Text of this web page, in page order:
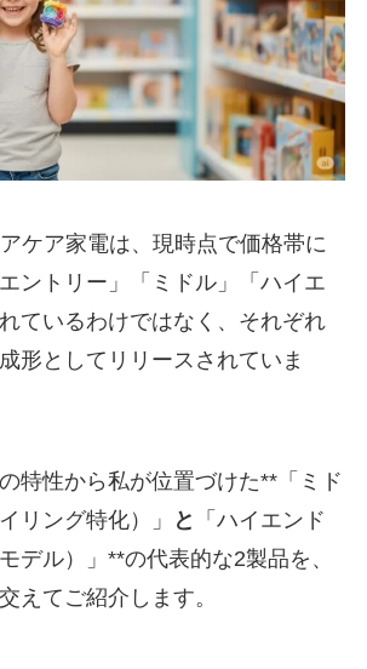
ケア家電は、現時点で価格帯に
ントリー」「ミドル」「ハイエ
ているわけではなく、それぞれ
形としてリリースされていま
特性から私が位置づけた**「ミド
リング特化）」
と
「ハイエンド
デル）」**の代表的な2製品を、
えてご紹介します。